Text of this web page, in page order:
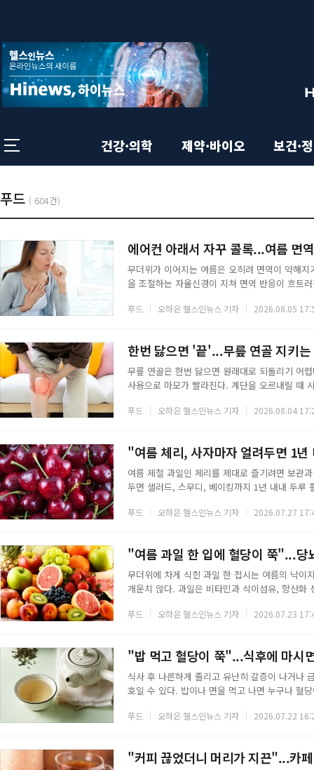
단
영
역
건강·의학 제약·바이오 보건·
본
문
영
역
푸드 목
록
( :604건)
목
록
보
기
형
태
에어컨 아래서 자꾸 콜록...여름 면
무더위가 이어지는 여름은 오히려 면역이 약해
을 조절하는 자율신경이 지쳐 면역 반응이 흐트
된다.◇ 마늘마늘을 썰거나 찧을 때 생기는 알리
푸드 오하은 헬스인뉴스 기자 2026.08.05
한번 닳으면 '끝'...무릎 연골 지키는
무릎 연골은 한번 닳으면 원래대로 되돌리기 어
사용으로 마모가 빨라진다. 계단을 오르내릴 때
루는 재료를 보충하면 진행 속도를 늦추는 데
푸드 오하은 헬스인뉴스 기자 2026.08.04
"여름 체리, 사자마자 얼려두면 1
여름 제철 과일인 체리를 제대로 즐기려면 보관
두면 샐러드, 스무디, 베이킹까지 1년 내내 두루
내는 항산화 성분인 안토시아닌은 콜레스테롤
푸드 오하은 헬스인뉴스 기자 2026.07.27
"여름 과일 한 입에 혈당이 쭉"...당
무더위에 차게 식힌 과일 한 접시는 여름의 낙이
개운치 않다. 과일은 비타민과 식이섬유, 항산화
를 숫자로 나타낸 값으로, 대체로 55 이하면 낮
푸드 오하은 헬스인뉴스 기자 2026.07.23
"밥 먹고 혈당이 쭉"...식후에 마시
식사 후 나른하게 졸리고 유난히 갈증이 나거나
호일 수 있다. 밥이나 면을 먹고 나면 누구나 혈
한 잔도 거들 수 있다. 설탕과 시럽을 넣지 않고
푸드 오하은 헬스인뉴스 기자 2026.07.22
"커피 끊었더니 머리가 지끈"...카